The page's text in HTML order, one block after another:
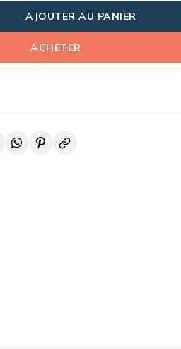
AJOUTER AU PANIER
ACHETER